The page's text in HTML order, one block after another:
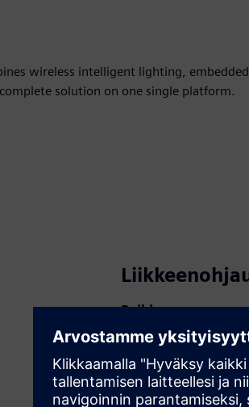
wireless intelligent lighting,
solution on one single platform.
Build
Laajentaa tai rakentaa
ratkaisua luomalla
asiakasratkaisun
tuotteen omaan